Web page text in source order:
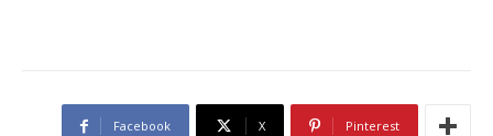
Facebook X Pinterest